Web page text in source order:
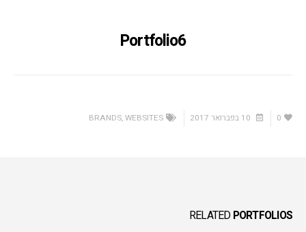
Portfolio6
0
BRANDS,WEBSITES
RELATED PORTFOLIOS